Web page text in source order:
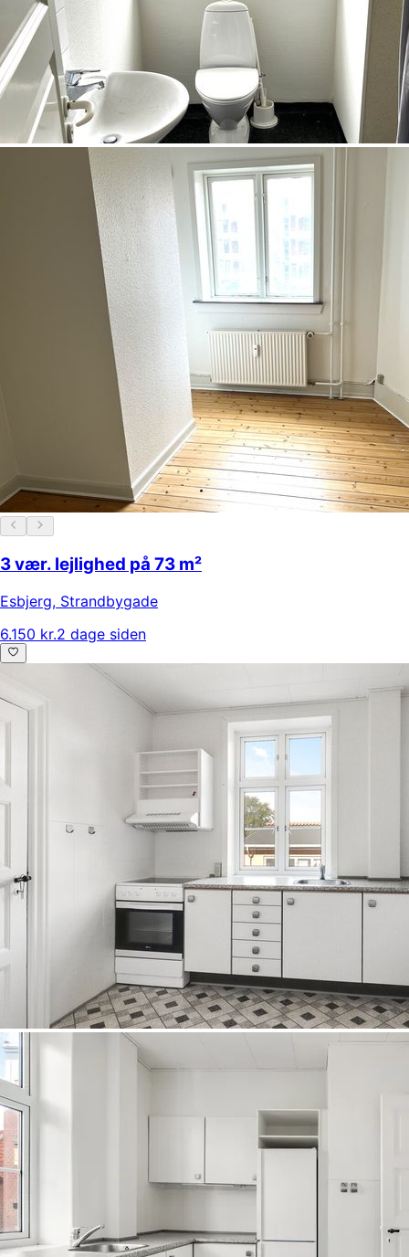
3 vær. lejlighed på 73 m²
Esbjerg, Strandbygade
6.150 kr.2 dage siden